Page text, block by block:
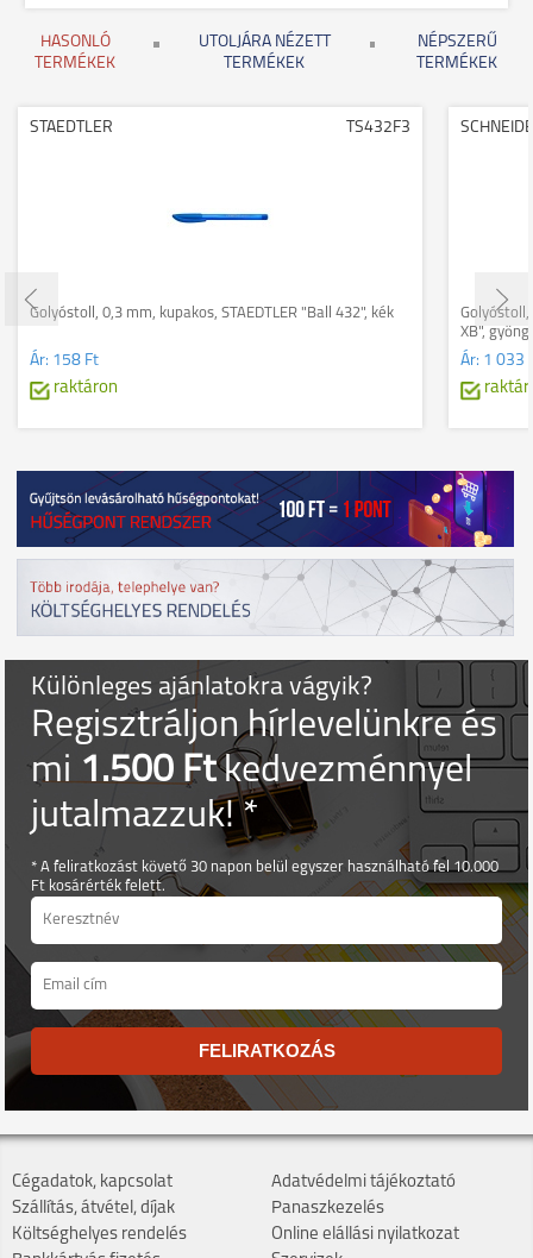
HASONLÓ
TERMÉKEK
UTOLJÁRA NÉZETT
TERMÉKEK
NÉPSZERŰ
TERMÉKEK
STAEDTLER TS432F3
Golyóstoll, 0,3 mm, kupakos, STAEDTLER "Ball 432", kék
Ár: 158 Ft
raktáron
Golyóstoll,
XB",
Ár: 1 033
Különleges ajánlatokra vágyik?
Regisztráljon hírlevelünkre és
mi1.500 Ftkedvezménnyel
jutalmazzuk! *
* A feliratkozást követő 30 napon belül egyszer használható fel 10.000
Ft kosárérték felett.
FELIRATKOZÁS
Cégadatok, kapcsolat
Szállítás, átvétel, díjak
Költséghelyes rendelés
Adatvédelmi tájékoztató
Panaszkezelés
Online elállási nyilatkozat